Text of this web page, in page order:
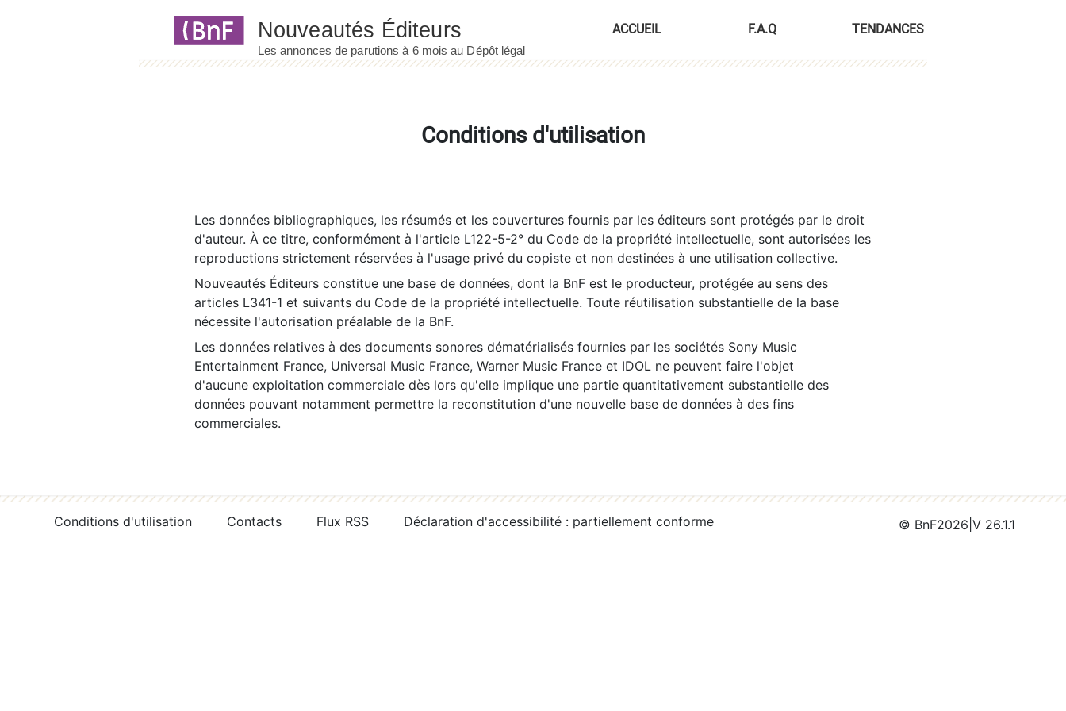
ACCUEIL F.A.Q TENDANCES
Conditions d'utilisation
Les données bibliographiques, les résumés et les couvertures fournis par les éditeurs sont protégés par le droit
d'auteur. À ce titre, conformément à l'article L122-5-2° du Code de la propriété intellectuelle, sont autorisées les
reproductions strictement réservées à l'usage privé du copiste et non destinées à une utilisation collective.
Nouveautés Éditeurs constitue une base de données, dont la BnF est le producteur, protégée au sens des
articles L341-1 et suivants du Code de la propriété intellectuelle. Toute réutilisation substantielle de la base
nécessite l'autorisation préalable de la BnF.
Les données relatives à des documents sonores dématérialisés fournies par les sociétés Sony Music
Entertainment France, Universal Music France, Warner Music France et IDOL ne peuvent faire l'objet
d'aucune exploitation commerciale dès lors qu'elle implique une partie quantitativement substantielle des
données pouvant notamment permettre la reconstitution d'une nouvelle base de données à des fins
commerciales.
Conditions d'utilisation Contacts Flux RSS Déclaration d'accessibilité : partiellement conforme © BnF2026 V 26.1.1